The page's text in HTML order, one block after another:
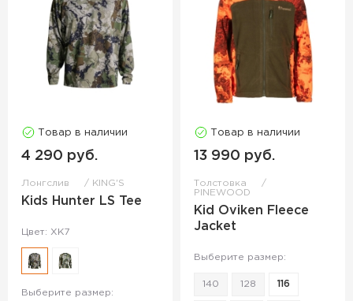
Товар в наличии
4 290 руб.
Лонгслив KING'S
Kids Hunter LS Tee
Цвет: XK7
Выберите размер:
Товар в наличии
13 990 руб.
Толстовка
PINEWOOD
Kid Oviken Fleece
Jacket
Выберите размер:
140 128 116